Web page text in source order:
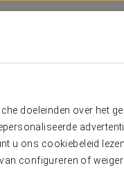
doeleinden over het
u ons cookiebeleid
configureren of
hebt
Beret is een
skiën.
donsdekbedden